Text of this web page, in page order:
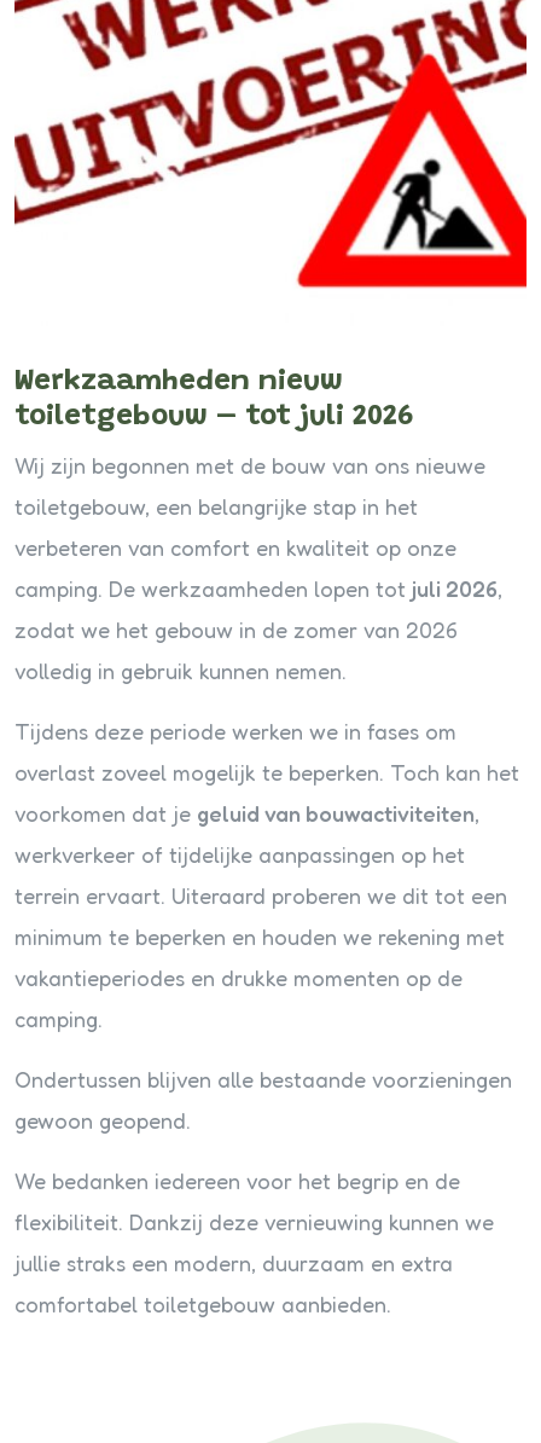
Werkzaamheden nieuw
toiletgebouw – tot juli 2026
Wij zijn begonnen met de bouw van ons nieuwe
toiletgebouw, een belangrijke stap in het
verbeteren van comfort en kwaliteit op onze
camping. De werkzaamheden lopen tot juli 2026,
zodat we het gebouw in de zomer van 2026
volledig in gebruik kunnen nemen.
Tijdens deze periode werken we in fases om
overlast zoveel mogelijk te beperken. Toch kan het
voorkomen dat je geluid van bouwactiviteiten,
werkverkeer of tijdelijke aanpassingen op het
terrein ervaart. Uiteraard proberen we dit tot een
minimum te beperken en houden we rekening met
vakantieperiodes en drukke momenten op de
camping.
Ondertussen blijven alle bestaande voorzieningen
gewoon geopend.
We bedanken iedereen voor het begrip en de
flexibiliteit. Dankzij deze vernieuwing kunnen we
jullie straks een modern, duurzaam en extra
comfortabel toiletgebouw aanbieden.